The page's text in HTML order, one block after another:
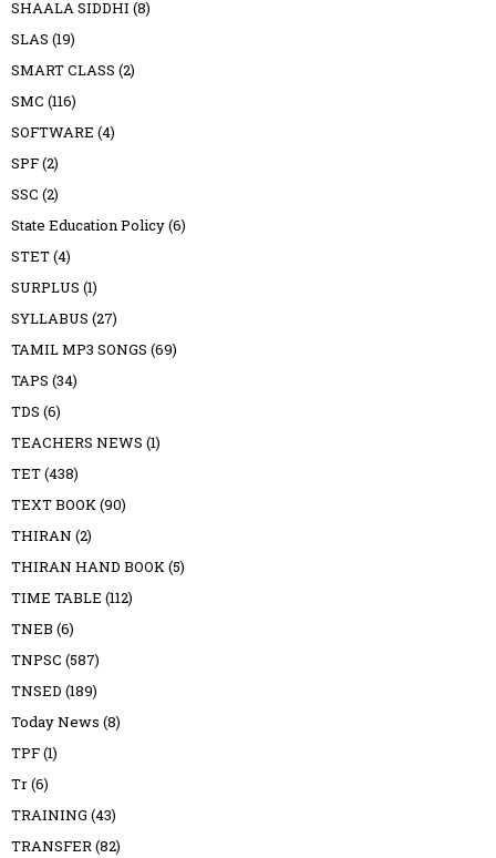
SHAALA SIDDHI (8)
SLAS (19)
SMART CLASS (2)
SMC (116)
SOFTWARE (4)
SPF(2)
SSC (2)
State Education Policy(6)
STET(4)
SURPLUS (1)
SYLLABUS (27)
TAMIL MP3 SONGS (69)
TAPS (34)
TDS (6)
TEACHERS NEWS (1)
TET(438)
TEXT BOOK(90)
THIRAN (2)
THIRAN HAND BOOK(5)
TIME TABLE (112)
TNEB (6)
TNPSC (587)
TNSED (189)
Today News (8)
TPF(1)
Tr(6)
TRAINING (43)
TRANSFER(82)